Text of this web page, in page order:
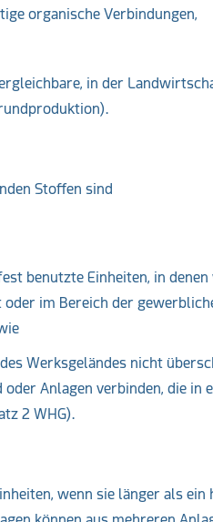
organische Verbindungen,
in der
Stoffen sind
benutzte Einheiten, in
oder im Bereich der
Werksgeländes nicht
Anlagen verbinden, die in
2 WHG).
wenn sie länger als ein